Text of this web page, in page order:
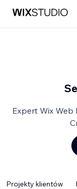
Expert Wix Web
Projekty klientów